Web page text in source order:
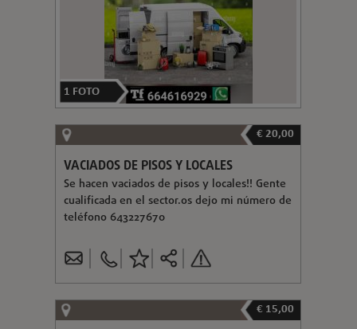
1 FOTO
€ 20,00
VACIADOS DE PISOS Y LOCALES
Se hacen vaciados de pisos y locales!! Gente
cualificada en el sector.os dejo mi número de
teléfono 643227670
€ 15,00